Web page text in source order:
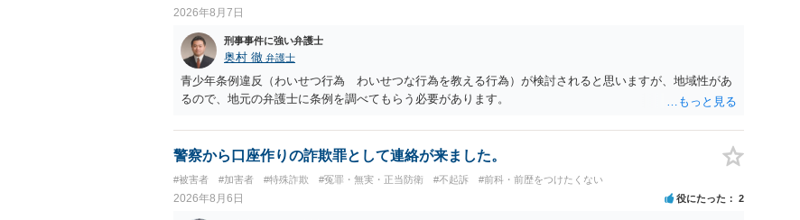
2026年8月7日
刑事事件に強い弁護士
奥村 徹 弁護士
青少年条例違反（わいせつ行為 わいせつな行為を教える行為）が検討されると思いますが、地域性があ
るので、地元の弁護士に条例を調べてもらう必要があります。
警察から口座作りの詐欺罪として連絡が来ました。
#被害者 #加害者 #特殊詐欺 #冤罪・無実・正当防衛 #不起訴 #前科・前歴をつけたくない
2026年8月6日 役にたった 2